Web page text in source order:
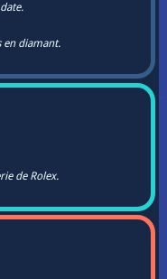
en diamant.
de Rolex.